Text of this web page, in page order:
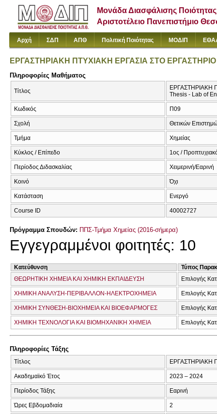
Μονάδα Διασφάλισης Ποιότητας
Αριστοτέλειο Πανεπιστήμιο
Αρχή ΣΔΠ ΑΠΘ Πολιτική Ποιότητας ΜΟΔΙΠ
ΕΡΓΑΣΤΗΡΙΑΚΗ ΠΤΥΧΙΑΚΗ ΕΡΓΑΣΙΑ ΣΤΟ
Πληροφορίες Μαθήματος
Τίτλος
ΕΡΓΑΣΤΗΡΙΑΚΗ
Thesis - Lab of
Κωδικός Π09
Σχολή Θετικών
Τμήμα Χημείας
Κύκλος / Επίπεδο 1ος /
Περίοδος Διδασκαλίας Χειμερινή/Εαρινή
Κοινό Όχι
Κατάσταση Ενεργό
Course ID 40002727
Πρόγραμμα Σπουδών: ΠΠΣ-Τμήμα Χημείας (2016-σήμερα)
Εγγεγραμμένοι φοιτητές: 10
Κατεύθυνση
Τύπος
ΘΕΩΡΗΤΙΚΗ ΧΗΜΕΙΑ ΚΑΙ ΧΗΜΙΚΗ ΕΚΠΑΙΔΕΥΣΗ
Επιλογής
ΧΗΜΙΚΗ ΑΝΑΛΥΣΗ-ΠΕΡΙΒΑΛΛΟΝ-ΗΛΕΚΤΡΟΧΗΜΕΙΑ Επιλογής
ΧΗΜΙΚΗ ΣΥΝΘΕΣΗ-ΒΙΟΧΗΜΕΙΑ ΚΑΙ ΒΙΟΕΦΑΡΜΟΓΕΣ Επιλογής
ΧΗΜΙΚΗ ΤΕΧΝΟΛΟΓΙΑ ΚΑΙ ΒΙΟΜΗΧΑΝΙΚΗ ΧΗΜΕΙΑ Επιλογής
Πληροφορίες Τάξης
Τίτλος ΕΡΓΑΣΤΗΡΙΑΚΗ
Ακαδημαϊκό Έτος 2023 – 2024
Περίοδος Τάξης Εαρινή
Ώρες Εβδομαδιαία 2